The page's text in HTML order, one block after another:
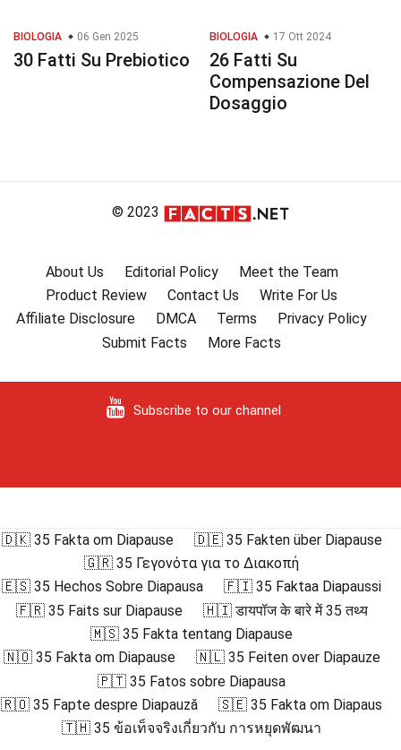
BIOLOGIA 06 Gen 2025
30 Fatti Su Prebiotico
BIOLOGIA 17 Ott 2024
26 Fatti Su
Compensazione Del
Dosaggio
© 2023
About Us Editorial Policy
Meet the Team
Product Review
Contact Us
Write For Us
Affiliate Disclosure
DMCA Terms
Privacy Policy
Submit Facts
More Facts
Subscribe to our channel
🇩🇰 35 Fakta om Diapause
🇩🇪 35 Fakten über Diapause
🇬🇷 35 Γεγονότα για το Διακοπή
🇪🇸 35 Hechos Sobre Diapausa
🇫🇮 35 Faktaa Diapaussi
🇫🇷 35 Faits sur Diapause
🇭🇮 डायपॉज के बारे में 35 तथ्य
🇲🇸 35 Fakta tentang Diapause
🇳🇴 35 Fakta om Diapause
🇳🇱 35 Feiten over Diapauze
🇵🇹 35 Fatos sobre Diapausa
🇷🇴 35 Fapte despre Diapauză
🇸🇪 35 Fakta om Diapaus
🇹🇭 35 ข้อเท็จจริงเกี่ยวกับ การหยุดพัฒนา